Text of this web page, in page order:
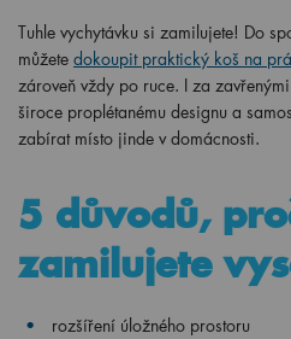
Tuhle vychytávku si zamilujete! Do
můžete dokoupit praktický koš na
zároveň vždy po ruce. I za
široce proplétanému designu a
zabírat místo jinde v domácnosti.
5 důvodů,
zamilujete
rozšíření úložného prostoru